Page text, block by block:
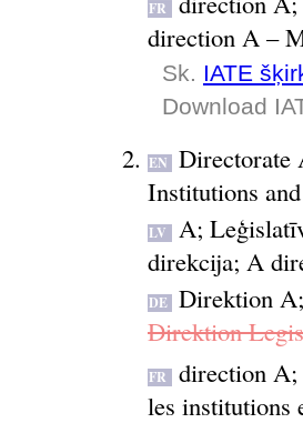
FR
direction A –
Sk. IATE
Download
EN
Directorate
Institutions
LV A;
direkcija; A
DE Direktion A;
Direktion
FR direction A;
les institutions